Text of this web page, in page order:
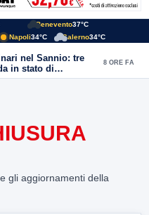
Benevento37°C
Napoli34°C Salerno34°C
nel Sannio: tre
in stato di
e 1.500 kg di
8 ORE FA
gli aggiornamenti della